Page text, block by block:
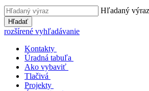
Hľadaný výraz
Hľadať
rozšírené vyhľadávanie
Kontakty
Úradná tabuľa
Ako vybaviť
Tlačivá
Projekty